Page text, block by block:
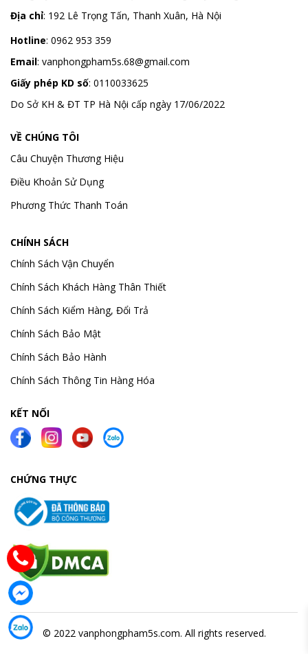
Địa chỉ: 192 Lê Trọng Tấn, Thanh Xuân, Hà Nội
Hotline: 0962 953 359
Email: vanphongpham5s.68@gmail.com
Giấy phép KD số: 0110033625
Do Sở KH & ĐT TP Hà Nội cấp ngày 17/06/2022
VỀ CHÚNG TÔI
Câu Chuyện Thương Hiệu
Điều Khoản Sử Dụng
Phương Thức Thanh Toán
CHÍNH SÁCH
Chính Sách Vận Chuyển
Chính Sách Khách Hàng Thân Thiết
Chính Sách Kiểm Hàng, Đổi Trả
Chính Sách Bảo Mật
Chính Sách Bảo Hành
Chính Sách Thông Tin Hàng Hóa
KẾT NỐI
CHỨNG THỰC
© 2022 vanphongpham5s.com. All rights reserved.